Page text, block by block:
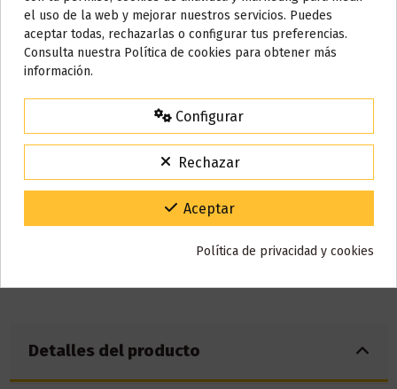
Selecciona elnivel de nicotinaque más se adapte tus
necesidades,elige entre 0mg, 10mg ó 20mg.
Nicotina
Detalles del producto
AVISO IMPORTANTE
Nos tomamos unos días
Todos los pedidos realizados desde el
15% de descuento
Para agradecerte la espera durante estos días.
Código:VACACIONES15
Gracias por tu paciencia y por seguir confiando en nosotros.
el uso de la web y mejorar nuestros servicios. Puedes
aceptar todas, rechazarlas o configurar tus preferencias.
Consulta nuestra Política de cookies para obtener más
información.
Configurar
Rechazar
Aceptar
Política de privacidad y cookies